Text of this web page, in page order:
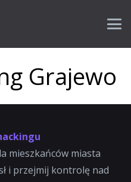
Grajewo
mieszkańców miasta
i przejmij kontrolę nad